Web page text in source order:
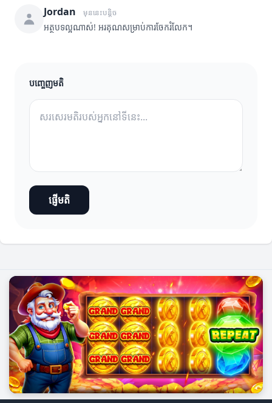
Jordan មុននេះបន្តិច
អត្ថបទល្អណាស់! អរគុណសម្រាប់ការចែករំលែក។
បញ្ចេញមតិ
ផ្ញើមតិ